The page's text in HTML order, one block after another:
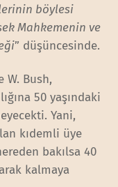
böylesi
Mahkemenin ve
” düşüncesinde.
W. Bush,
50 yaşındaki
Yani,
kıdemli üye
bakılsa 40
kalmaya